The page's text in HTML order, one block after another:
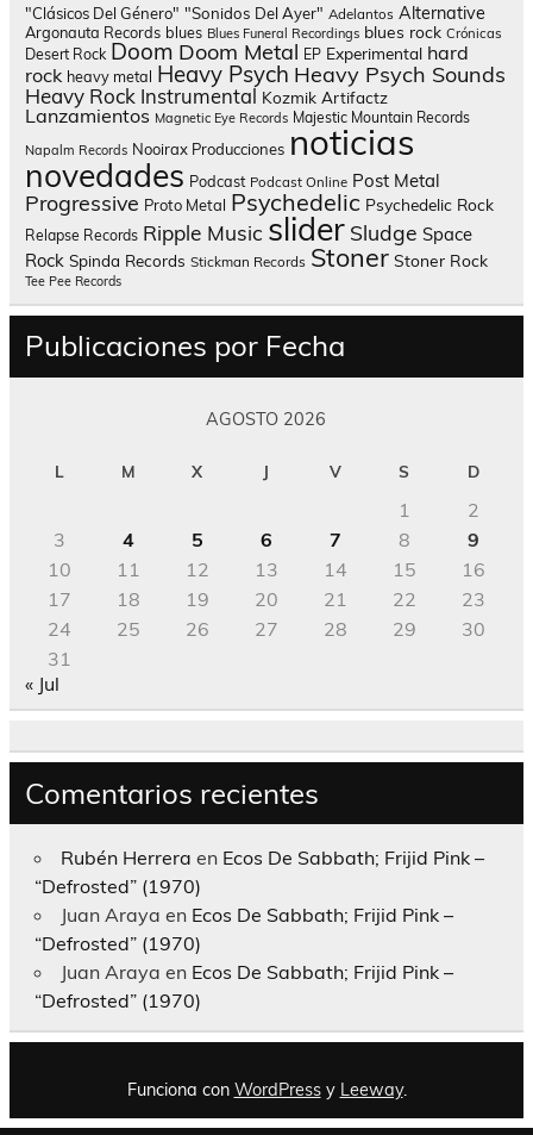
"Clásicos Del Género" "Sonidos Del Ayer" Adelantos Alternative
Argonauta Records blues Blues Funeral Recordings blues rock Crónicas
Desert Rock Doom Doom Metal EP Experimental hard
rock heavy metal Heavy Psych Heavy Psych Sounds
Heavy Rock Instrumental Kozmik Artifactz
Lanzamientos Magnetic Eye Records Majestic Mountain Records
Napalm Records Nooirax Producciones noticias
novedades Podcast Podcast Online Post Metal
Progressive Proto Metal Psychedelic Psychedelic Rock
Relapse Records Ripple Music slider Sludge Space
Rock Spinda Records Stickman Records Stoner Stoner Rock
Tee Pee Records
Publicaciones por Fecha
AGOSTO 2026
L M X J V S D
1
2
3
4 5 6 7 8
9
10
11 12 13 14 15
16
17
18 19 20 21 22
23
24
25 26 27 28 29
30
31
« Jul
Comentarios recientes
Rubén Herrera en Ecos De Sabbath; Frijid Pink –
“Defrosted” (1970)
Juan Araya en Ecos De Sabbath; Frijid Pink –
“Defrosted” (1970)
Juan Araya en Ecos De Sabbath; Frijid Pink –
“Defrosted” (1970)
Funciona con WordPressy Leeway.